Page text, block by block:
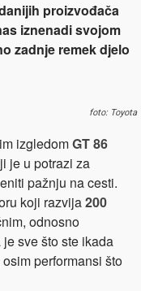
proizvođača
iznenadi svojom
zadnje remek djelo
foto: Toyota
izgledomGT 86
je u potrazi za
pažnju na cesti.
koji razvija200
odnosno
sve što ste ikada
performansi što